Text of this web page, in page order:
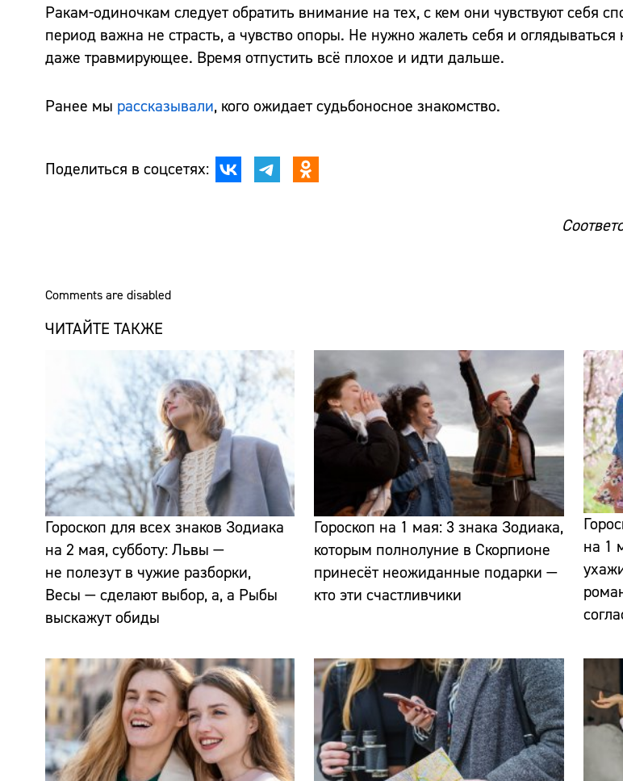
Ракам-одиночкам следует обратить внимание на тех, с кем они чувствуют себя
период важна не страсть, а чувство опоры. Не нужно жалеть себя и
даже травмирующее. Время отпустить всё плохое и идти дальше.
Ранее мы рассказывали, кого ожидает судьбоносное знакомство.
Поделиться в соцсетях:
Comments are disabled
ЧИТАЙТЕ ТАКЖЕ
Гороскоп для всех знаков Зодиака
на 2 мая, субботу: Львы —
не полезут в чужие разборки,
Весы — сделают выбор, а, а Рыбы
выскажут обиды
Гороскоп на 1 мая: 3 знака Зодиака,
которым полнолуние в Скорпионе
принесёт неожиданные подарки —
кто эти счастливчики
на 1
Сайт:
Адрес: